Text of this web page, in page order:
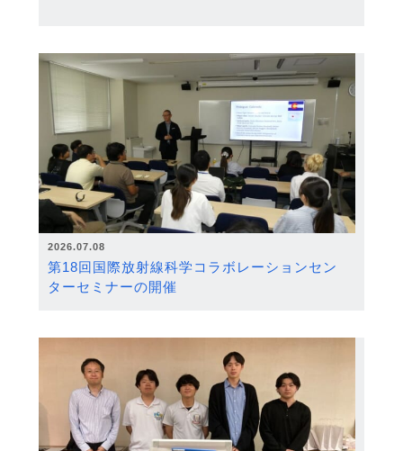
2026.07.08
第18回国際放射線科学コラボレーションセン
ターセミナーの開催